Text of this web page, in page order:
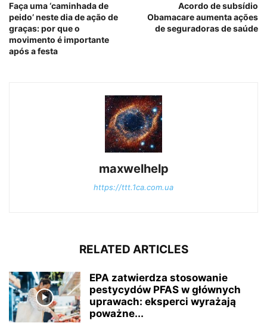
Faça uma ‘caminhada de
peido’ neste dia de ação de
graças: por que o
movimento é importante
após a festa
Acordo de subsídio
Obamacare aumenta ações
de seguradoras de saúde
maxwelhelp
https://ttt.1ca.com.ua
RELATED ARTICLES
EPA zatwierdza stosowanie
pestycydów PFAS w głównych
uprawach: eksperci wyrażają
poważne...